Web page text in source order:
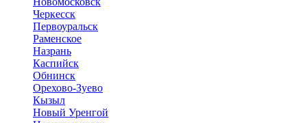
Черкесск
Первоуральск
Раменское
Назрань
Каспийск
Обнинск
Орехово-Зуево
Кызыл
Новый Уренгой